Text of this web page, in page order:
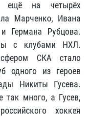
ещё на четырёх
Марченко, Ивана
Германа Рубцова.
с клубами НХЛ.
СКА стало
одного из героев
Никиты Гусева.
так много, а Гусев,
хоккея